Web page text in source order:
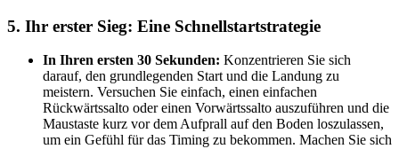
5. Ihr erster Sieg: Eine Schnellstartstrategie
In Ihren ersten 30 Sekunden: Konzentrieren Sie sich
darauf, den grundlegenden Start und die Landung zu
meistern. Versuchen Sie einfach, einen einfachen
Rückwärtssalto oder einen Vorwärtssalto auszuführen und die
Maustaste kurz vor dem Aufprall auf den Boden loszulassen,
um ein Gefühl für das Timing zu bekommen. Machen Sie sich